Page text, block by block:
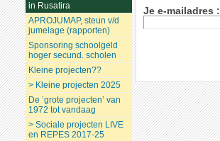
Je e-mailadres :
in Rusatira
APROJUMAP, steun v/d
jumelage (rapporten)
Sponsoring schoolgeld
hoger secund. scholen
Kleine projecten??
> Kleine projecten 2025
De ’grote projecten’ van
1972 tot vandaag
> Sociale projecten LIVE
en REPES 2017-25